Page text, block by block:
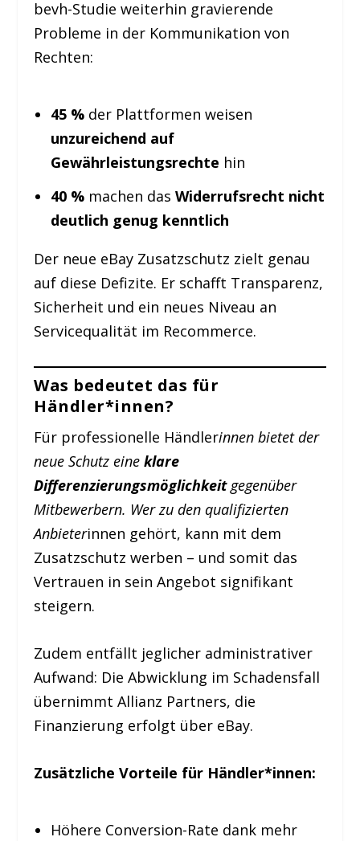
bevh-Studie weiterhin gravierende
Probleme in der Kommunikation von
Rechten:
45 %der Plattformen weisen
unzureichend auf
Gewährleistungsrechte hin
40 %machen das Widerrufsrecht nicht
deutlich genug kenntlich
Der neue eBay Zusatzschutz zielt genau
auf diese Defizite. Er schafft Transparenz,
Sicherheit und ein neues Niveau an
Servicequalität im Recommerce.
Was bedeutet das für
Händler*innen?
Für professionelle Händlerinnen bietet der
neue Schutz eineklare
Differenzierungsmöglichkeitgegenüber
Mitbewerbern. Wer zu den qualifizierten
Anbieterinnen gehört, kann mit dem
Zusatzschutz werben – und somit das
Vertrauen in sein Angebot signifikant
steigern.
Zudem entfällt jeglicher administrativer
Aufwand: Die Abwicklung im Schadensfall
übernimmt Allianz Partners, die
Finanzierung erfolgt über eBay.
Zusätzliche Vorteile für Händler*innen:
Höhere Conversion-Rate dank mehr